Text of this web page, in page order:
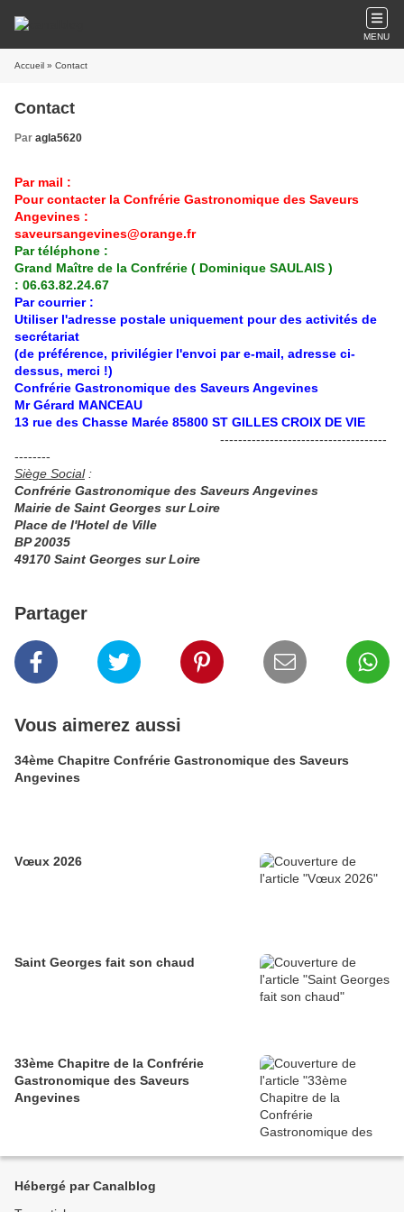
MENU
Accueil » Contact
Contact
Par agla5620
Par mail :
Pour contacter la Confrérie Gastronomique des Saveurs
Angevines :
saveursangevines@orange.fr
Par téléphone :
Grand Maître de la Confrérie ( Dominique SAULAIS )
: 06.63.82.24.67
Par courrier :
Utiliser l'adresse postale uniquement pour des activités de
secrétariat
(de préférence, privilégier l'envoi par e-mail, adresse ci-
dessus, merci !)
Confrérie Gastronomique des Saveurs Angevines
Mr Gérard MANCEAU
13 rue des Chasse Marée 85800 ST GILLES CROIX DE VIE
-------------------------------------
--------
Siège Social:
Confrérie Gastronomique des Saveurs Angevines
Mairie de Saint Georges sur Loire
Place de l'Hotel de Ville
BP 20035
49170 Saint Georges sur Loire
Partager
Vous aimerez aussi
34ème Chapitre Confrérie Gastronomique des Saveurs
Angevines
Vœux 2026
Saint Georges fait son chaud
33ème Chapitre de la Confrérie
Gastronomique des Saveurs
Angevines
Hébergé par Canalblog